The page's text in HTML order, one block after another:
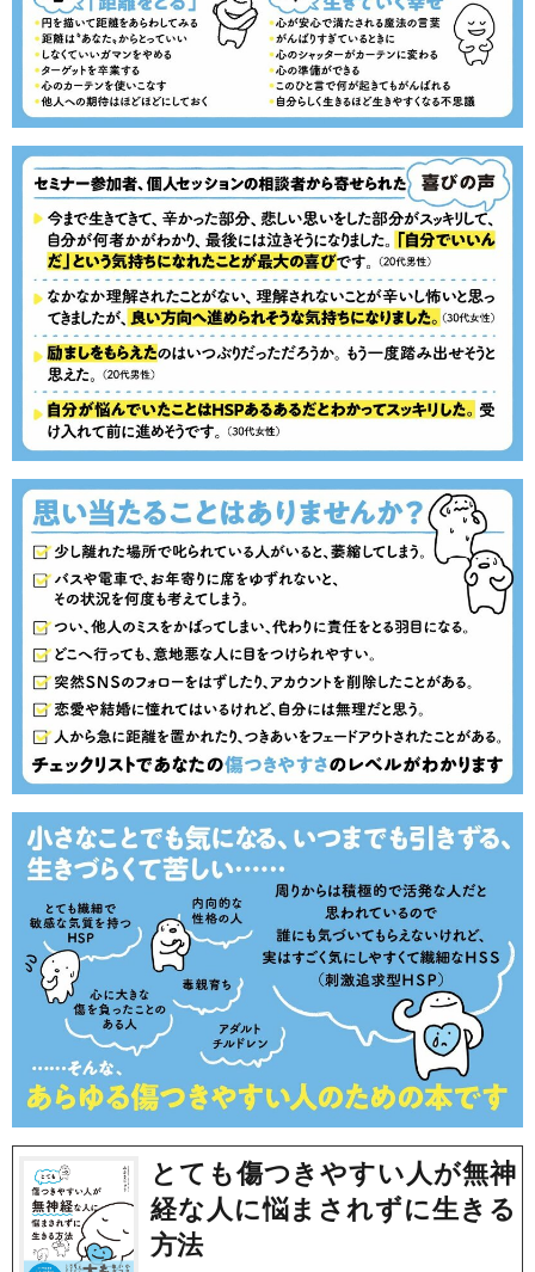
とても傷つきやすい人が無神
経な人に悩まされずに生きる
方法